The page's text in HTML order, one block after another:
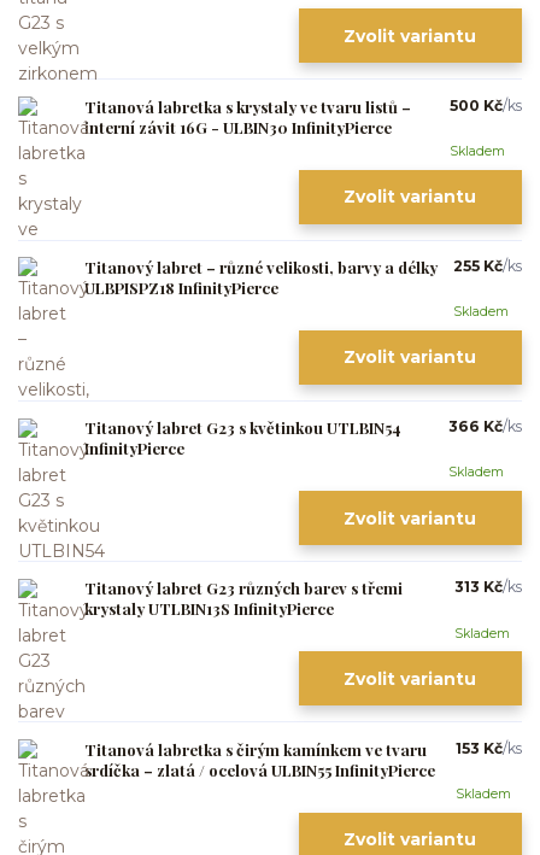
Zvolit variantu
Titanová labretka s krystaly ve tvaru listů –
interní závit 16G - ULBIN30 InfinityPierce
500 Kč/ks
Skladem
Zvolit variantu
Titanový labret – různé velikosti, barvy a délky
ULBPISPZ18 InfinityPierce
255 Kč/ks
Skladem
Zvolit variantu
Titanový labret G23 s květinkou UTLBIN54
InfinityPierce
366 Kč/ks
Skladem
Zvolit variantu
Titanový labret G23 různých barev s třemi
krystaly UTLBIN13S InfinityPierce
313 Kč/ks
Skladem
Zvolit variantu
Titanová labretka s čirým kamínkem ve tvaru
srdíčka – zlatá / ocelová ULBIN55 InfinityPierce
153 Kč/ks
Skladem
Zvolit variantu